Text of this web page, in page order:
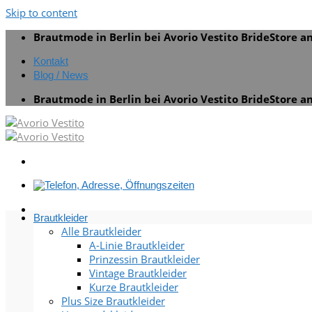
Skip to content
Brautmode in Berlin bei Avorio Vestito BrideStore
Kontakt
Blog / News
Brautmode in Berlin bei Avorio Vestito BrideStore
Brautkleider
Alle Brautkleider
A-Linie Brautkleider
Prinzessin Brautkleider
Vintage Brautkleider
Kurze Brautkleider
Plus Size Brautkleider